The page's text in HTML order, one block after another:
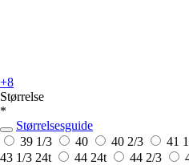
+8
Størrelse
*
Størrelsesguide
39 1/3
40 40 2/3 41
43 1/3 24t 44 24t 44 2/3